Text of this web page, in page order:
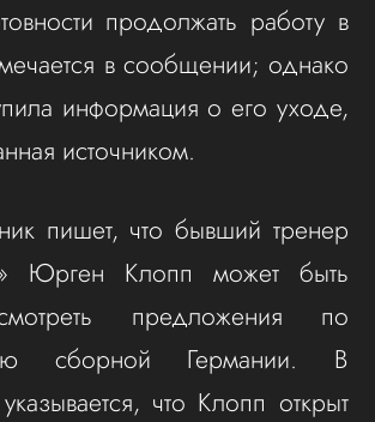
продолжать работу в
в сообщении; однако
информация о его уходе,
источником.
пишет, что бывший тренер
Юрген Клопп может быть
предложения по
сборной Германии. В
что Клопп открыт